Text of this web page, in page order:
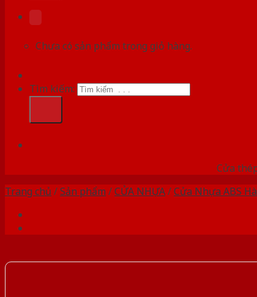
Chưa có sản phẩm trong giỏ hàng.
Tìm kiếm:
Cửa
Trang chủ /Sản phẩm /CỬA NHỰA/Cửa Nhựa ABS